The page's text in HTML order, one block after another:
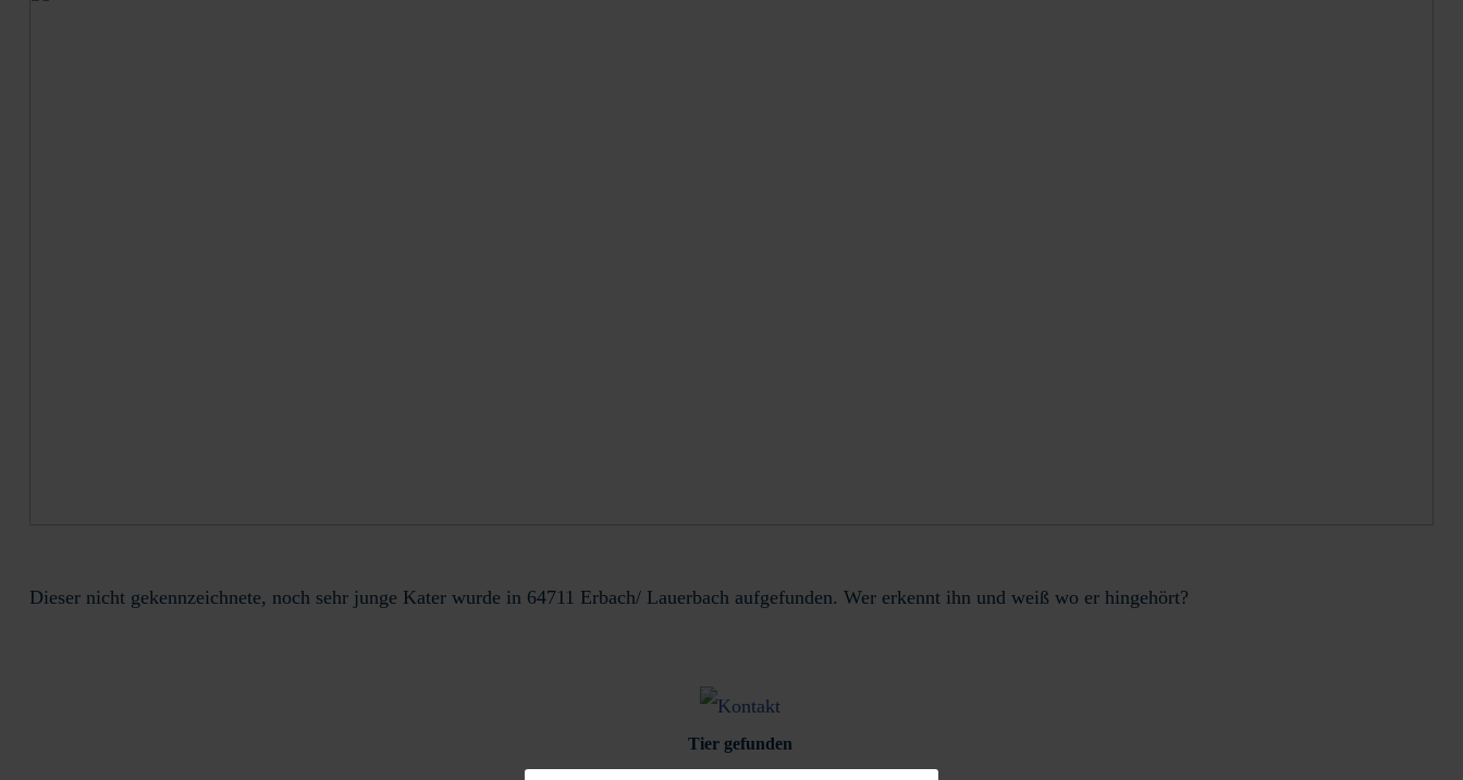
Dieser nicht gekennzeichnete, noch sehr junge Kater wurde in 64711 Erbach/ Lauerbach aufgefunden. Wer erkennt ihn und weiß wo er hingehört?
Tier gefunden